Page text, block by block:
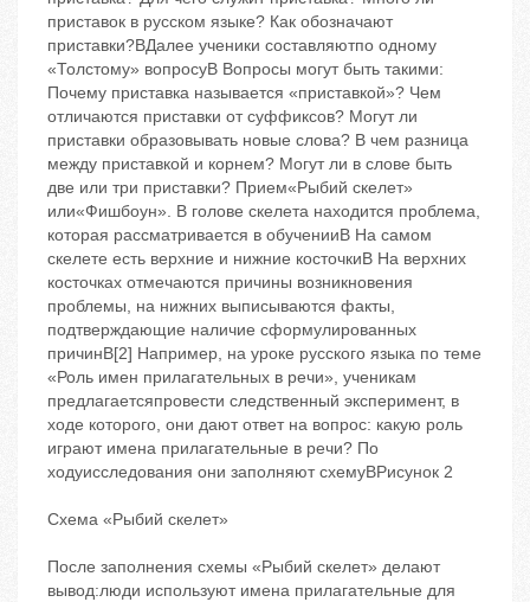
приставок в русском языке? Как обозначают
приставки?BДалее ученики составляютпо одному
«Толстому» вопросуB Вопросы могут быть такими:
Почему приставка называется «приставкой»? Чем
отличаются приставки от суффиксов? Могут ли
приставки образовывать новые слова? В чем разница
между приставкой и корнем? Могут ли в слове быть
две или три приставки? Прием«Рыбий скелет»
или«Фишбоун». В голове скелета находится проблема,
которая рассматривается в обученииB На самом
скелете есть верхние и нижние косточкиB На верхних
косточках отмечаются причины возникновения
проблемы, на нижних выписываются факты,
подтверждающие наличие сформулированных
причинB[2] Например, на уроке русского языка по теме
«Роль имен прилагательных в речи», ученикам
предлагаетсяпровести следственный эксперимент, в
ходе которого, они дают ответ на вопрос: какую роль
играют имена прилагательные в речи? По
ходуисследования они заполняют схемуBРисунок 2
Схема «Рыбий скелет»
После заполнения схемы «Рыбий скелет» делают
вывод:люди используют имена прилагательные для